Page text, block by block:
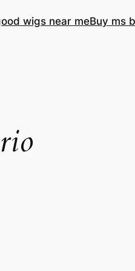
wigs near meBuy ms